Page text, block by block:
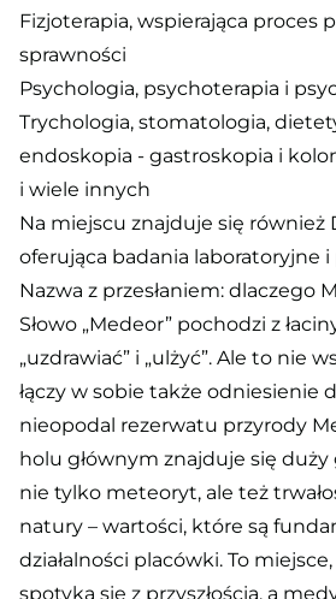
Fizjoterapia, wspierająca proces
sprawności
Psychologia, psychoterapia i
Trychologia, stomatologia,
endoskopia - gastroskopia i
i wiele innych
Na miejscu znajduje się również
oferująca badania laboratoryjne
Nazwa z przesłaniem: dlaczego
Słowo „Medeor” pochodzi z
„uzdrawiać” i „ulżyć”. Ale to nie
łączy w sobie także odniesienie
nieopodal rezerwatu przyrody
holu głównym znajduje się duży
nie tylko meteoryt, ale też
natury – wartości, które są
działalności placówki. To
spotyka się z przyszłością, a